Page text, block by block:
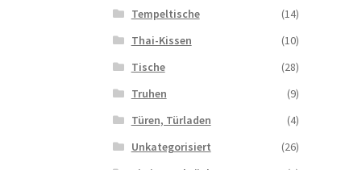
Tempeltische
(14)
Thai-Kissen
(10)
Tische
(28)
Truhen
(9)
Türen, Türladen
(4)
Unkategorisiert
(26)